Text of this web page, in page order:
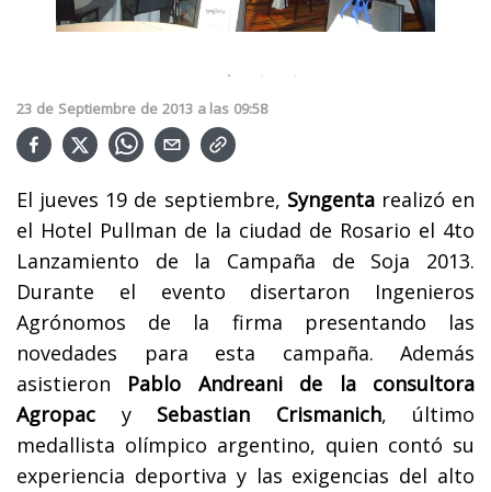
23 de Septiembre de 2013 a las 09:58
El jueves 19 de septiembre, Syngentarealizó en
el Hotel Pullman de la ciudad de Rosario el 4to
Lanzamiento de la Campaña de Soja 2013.
Durante el evento disertaron Ingenieros
Agrónomos de la firma presentando las
novedades para esta campaña. Además
asistieron Pablo Andreani de la consultora
Agropac y Sebastian Crismanich, último
medallista olímpico argentino, quien contó su
experiencia deportiva y las exigencias del alto